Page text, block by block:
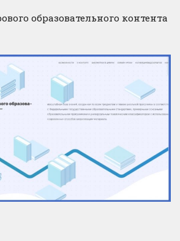
образовательного контента